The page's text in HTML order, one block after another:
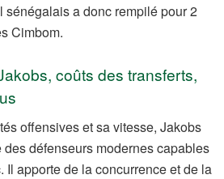
sénégalais a donc rempilé pour 2
Cimbom.
coûts des transferts,
offensives et sa vitesse, Jakobs
des défenseurs modernes capables
Il apporte de la concurrence et de la